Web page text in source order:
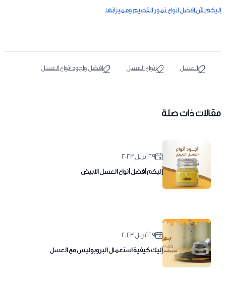
إليكم الآن افضل انواع تمور القصيم ومميزاتها
العسل انواع العسل افضل واجود انواع العسل
مقالات ذات صلة
٢٩ أبريل ٢٠٢٣
إليكم أفضل أنواع العسل الابيض
٢٩ أبريل ٢٠٢٣
إليك كيفية استعمال البروبوليس مع العسل